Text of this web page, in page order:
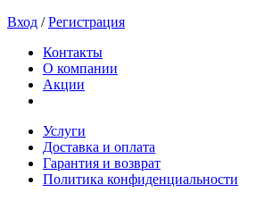
Вход /Регистрация
Контакты
О компании
Акции
Услуги
Доставка и оплата
Гарантия и возврат
Политика конфиденциальности